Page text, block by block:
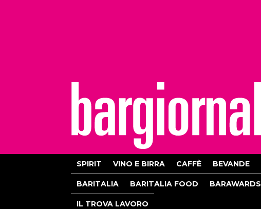
SPIRIT VINO E BIRRA CAFFÈ BEVANDE
BARITALIA BARITALIA FOOD BARAWARDS
IL TROVA LAVORO